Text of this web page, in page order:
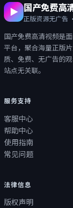
国产免费高
正版资源无广告
国产免费高清视频是
平台，聚合海量正版
质、免费、无广告的
站点无关联。
服务支持
客服中心
帮助中心
使用指南
常见问题
法律信息
版权声明